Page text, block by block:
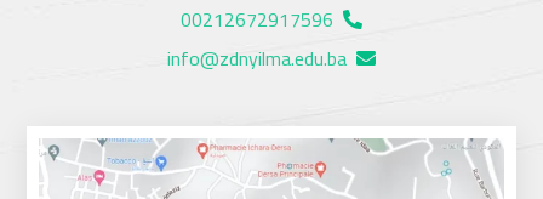
00212672917596
info@zdnyilma.edu.ba